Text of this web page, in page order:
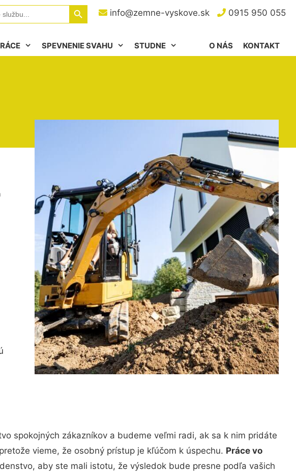
info@zemne-vyskove.sk 0915 950 055
Search Button
SPEVNENIE SVAHU STUDNE KONTAKT
O NÁS
spokojných zákazníkov a budeme veľmi radi, ak sa k nim pridáte
vieme, že osobný prístup je kľúčom k úspechu. Práce vo
aby ste mali istotu, že výsledok bude presne podľa vašich